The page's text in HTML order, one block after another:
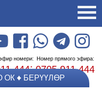
номери: Номер прямого эфира:
444;0705 911 444
ОК БЕРҮҮЛӨР